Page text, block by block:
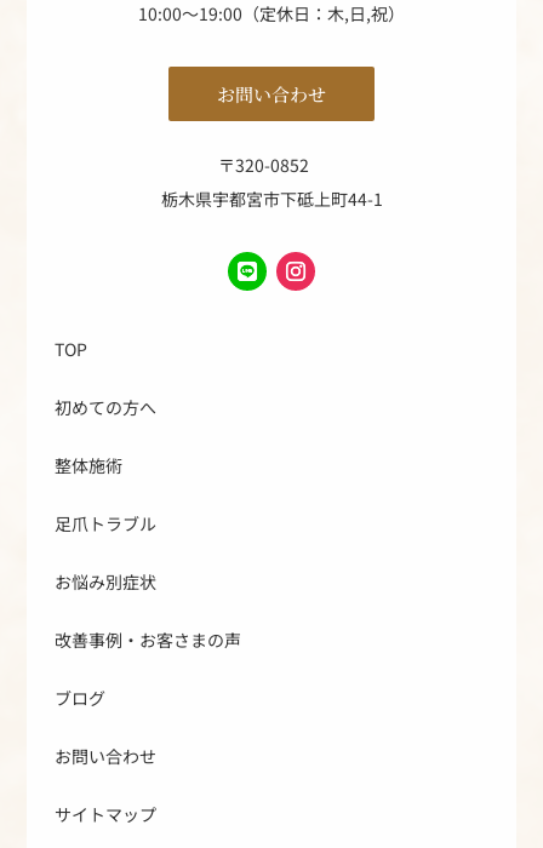
10:00～19:00（定休日：木,日,祝）
お問い合わせ
〒320-0852
栃木県宇都宮市下砥上町44-1
TOP
初めての方へ
整体施術
足爪トラブル
お悩み別症状
改善事例・お客さまの声
ブログ
お問い合わせ
サイトマップ